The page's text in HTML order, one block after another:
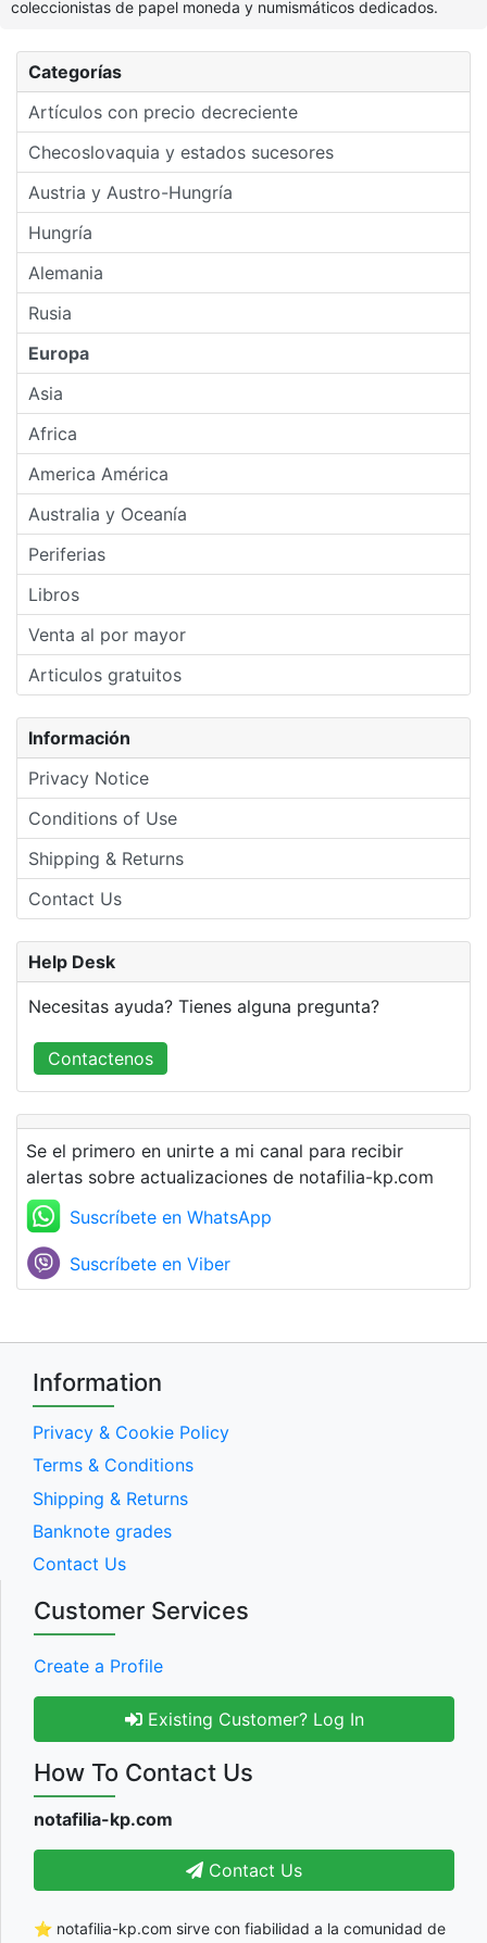
Categorías
Artículos con precio decreciente
Checoslovaquia y estados sucesores
Austria y Austro-Hungría
Hungría
Alemania
Rusia
Europa
Asia
Africa
America América
Australia y Oceanía
Periferias
Libros
Venta al por mayor
Articulos gratuitos
Información
Privacy Notice
Conditions of Use
Shipping & Returns
Contact Us
coleccionistas de papel moneda y numismáticos dedicados.
Help Desk
Necesitas ayuda? Tienes alguna pregunta?
Contactenos
Se el primero en unirte a mi canal para recibir
alertas sobre actualizaciones de notafilia-kp.com
Suscríbete en WhatsApp
Suscríbete en Viber
Information
Privacy & Cookie Policy
Terms & Conditions
Shipping & Returns
Banknote grades
Contact Us
Customer Services
Create a Profile
Existing Customer? Log In
How To Contact Us
notafilia-kp.com
Contact Us
⭐ notafilia-kp.com sirve con fiabilidad a la comunidad de